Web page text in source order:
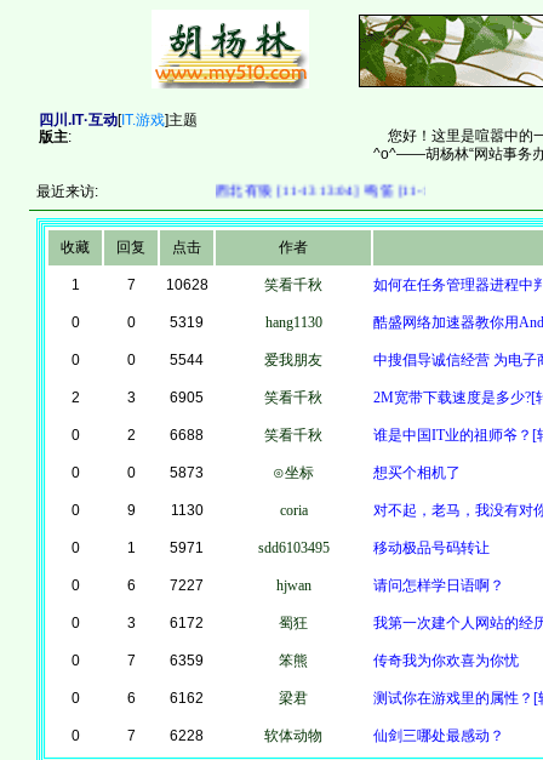
四川.IT·互动[IT.游戏]主题
版主:
您好！这里是喧嚣中的
^o^——胡杨林“网站事务
最近来访: 西北有狼 [11-13 13:04] 鸣笛 [11-11 05:50]
收藏 回复 点击 作者
1 7 10628 笑看千秋 如何在任务管理器进程中
0 0 5319 hang1130 酷盛网络加速器教你用
0 0 5544 爱我朋友 中搜倡导诚信经营 为电
2 3 6905 笑看千秋 2M宽带下载速度是多少?[
0 2 6688 笑看千秋 谁是中国IT业的祖师爷？[
0 0 5873 ⊙坐标 想买个相机了
0 9 1130 coria 对不起，老马，我没有对
0 1 5971 sdd6103495 移动极品号码转让
0 6 7227 hjwan 请问怎样学日语啊？
0 3 6172 蜀狂 我第一次建个人网站的经
0 7 6359 笨熊 传奇我为你欢喜为你忧
0 6 6162 梁君 测试你在游戏里的属性？[
0 7 6228 软体动物 仙剑三哪处最感动？